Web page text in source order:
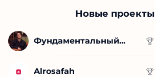
Новые проекты
Фундаментальный...
Alrosafah